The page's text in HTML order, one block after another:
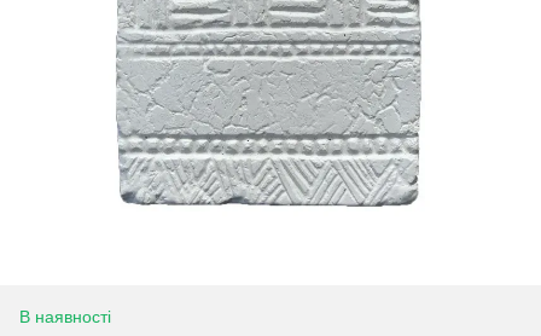
В наявності